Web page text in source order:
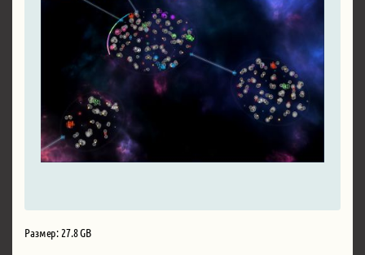
Размер: 27.8 GB